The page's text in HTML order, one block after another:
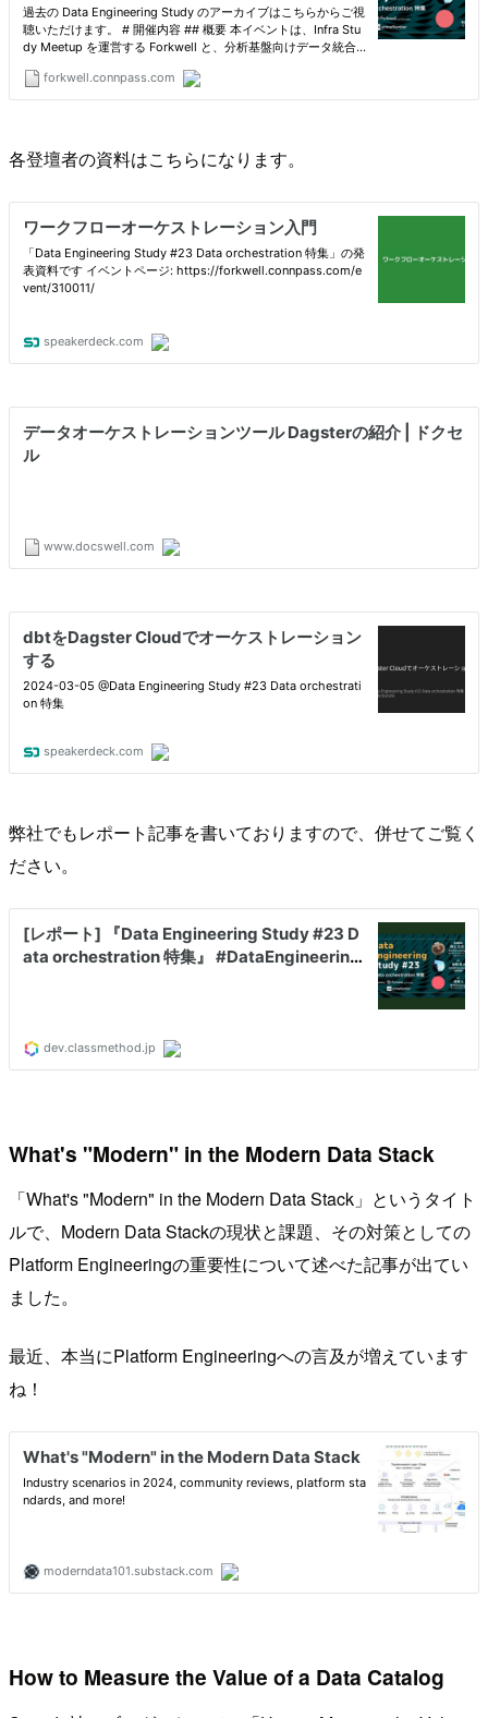
各登壇者の資料はこちらになります。
弊社でもレポート記事を書いておりますので、併せてご覧く
ださい。
What's "Modern" in the Modern Data Stack
「What's "Modern" in the Modern Data Stack」というタイト
ルで、Modern Data Stackの現状と課題、その対策としての
Platform Engineeringの重要性について述べた記事が出てい
ました。
最近、本当にPlatform Engineeringへの言及が増えています
ね！
How to Measure the Value of a Data Catalog